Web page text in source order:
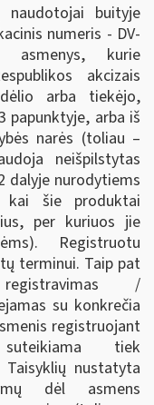
buityje
numeris - DV-
asmenys, kurie
akcizais
arba tiekėjo,
papunktyje, arba iš
narės (toliau –
neišpilstytas
dalyje nurodytiems
kai šie produktai
per kuriuos jie
Registruotu
terminui. Taip pat
/
su konkrečia
registruojant
tiek
nustatyta
dėl asmens